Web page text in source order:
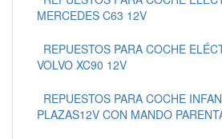
MERCEDES C63 12V
REPUESTOS PARA COCHE
VOLVO XC90 12V
REPUESTOS PARA COCHE
PLAZAS12V CON MANDO